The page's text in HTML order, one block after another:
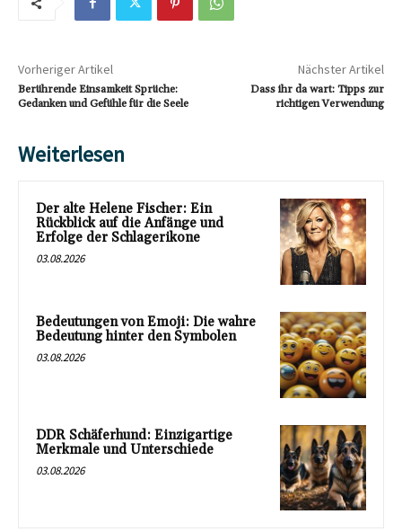
Vorheriger Artikel
Berührende Einsamkeit Sprüche:
Gedanken und Gefühle für die Seele
Nächster Artikel
Dass ihr da wart: Tipps zur
richtigen Verwendung
Weiterlesen
Der alte Helene Fischer: Ein
Rückblick auf die Anfänge und
Erfolge der Schlagerikone
03.08.2026
Bedeutungen von Emoji: Die wahre
Bedeutung hinter den Symbolen
03.08.2026
DDR Schäferhund: Einzigartige
Merkmale und Unterschiede
03.08.2026